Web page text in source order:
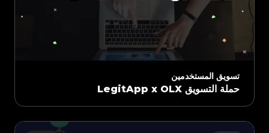
تسويق المستخدمين
حملة التسويق LegitApp x OLX